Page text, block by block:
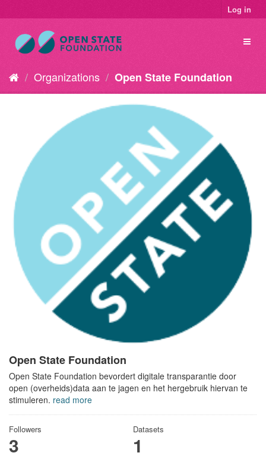
Log in
Organizations Open State Foundation
Open State Foundation
Open State Foundation bevordert digitale transparantie door
open (overheids)data aan te jagen en het hergebruik hiervan te
stimuleren. read more
Followers
3
Datasets
1